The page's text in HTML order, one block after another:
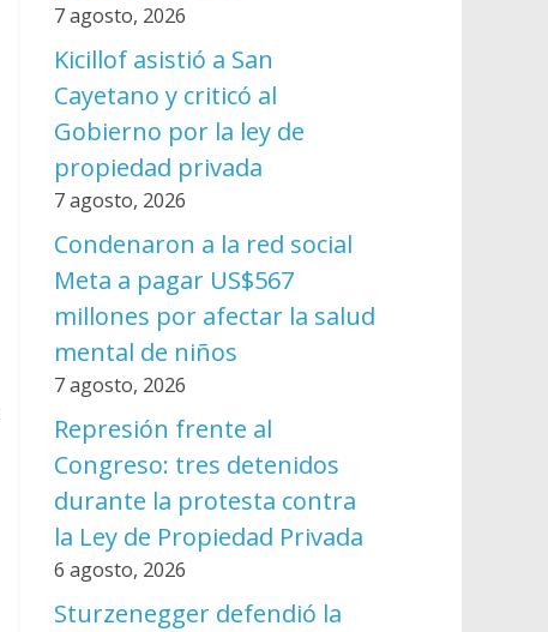
7 agosto, 2026
Kicillof asistió a San
Cayetano y criticó al
Gobierno por la ley de
propiedad privada
7 agosto, 2026
Condenaron a la red social
Meta a pagar US$567
millones por afectar la salud
mental de niños
7 agosto, 2026
Represión frente al
Congreso: tres detenidos
durante la protesta contra
la Ley de Propiedad Privada
6 agosto, 2026
Sturzenegger defendió la